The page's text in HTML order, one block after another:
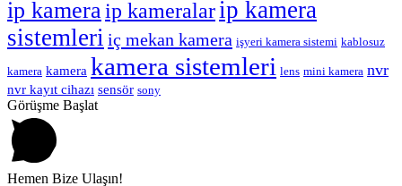
ip kameraip kameralarip kamera
sistemleri iç mekan kamera işyeri kamera sistemi kablosuz
kamera kamera kamera sistemleri lens mini kamera nvr
nvr kayıt cihazı sensör sony
Görüşme Başlat
Hemen Bize Ulaşın!